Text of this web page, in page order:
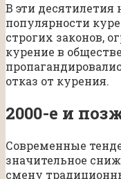
В эти десятилетия
популярности
строгих законов,
курение в
отказ от курения.
2000-е и
Современные
значительное
смену